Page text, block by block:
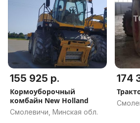
155 925 р.
Кормоуборочный
комбайн New Holland
Смолевичи, Минская обл.
174